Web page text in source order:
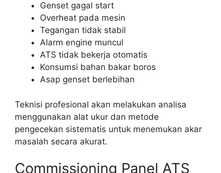
Genset gagal start
Overheat pada mesin
Tegangan tidak stabil
Alarm engine muncul
ATS tidak bekerja otomatis
Konsumsi bahan bakar boros
Asap genset berlebihan
Teknisi profesional akan melakukan analisa
menggunakan alat ukur dan metode
pengecekan sistematis untuk menemukan akar
masalah secara akurat.
Commissioning Panel ATS